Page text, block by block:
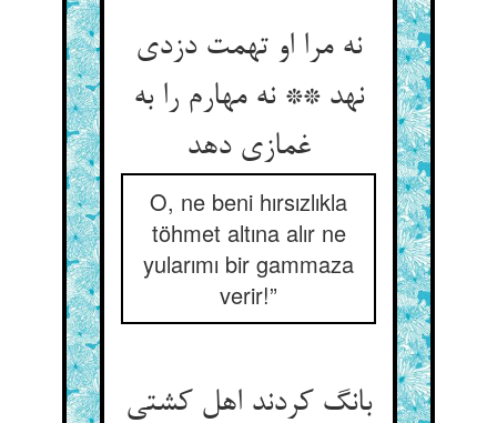
نه مرا او تهمت دزدی
نهد ** نه مهارم را به
غمازی دهد
O, ne beni hırsızlıkla
töhmet altına alır ne
yularımı bir gammaza
verir!”
بانگ کردند اهل کشتی